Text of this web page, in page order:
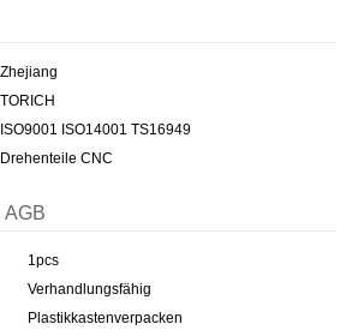
Zhejiang
TORICH
ISO9001 ISO14001 TS16949
Drehenteile CNC
AGB
1pcs
Verhandlungsfähig
Plastikkastenverpacken